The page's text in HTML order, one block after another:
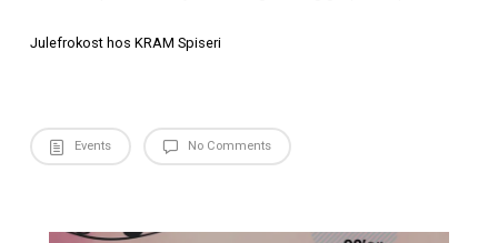
Book nu og få en ekstra julegave
til alle deltagere!